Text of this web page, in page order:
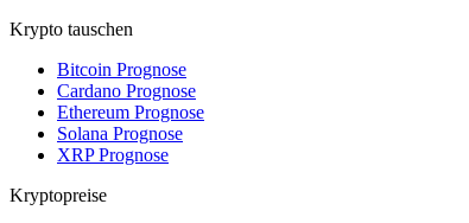
Krypto tauschen
Bitcoin Prognose
Cardano Prognose
Ethereum Prognose
Solana Prognose
XRP Prognose
Kryptopreise